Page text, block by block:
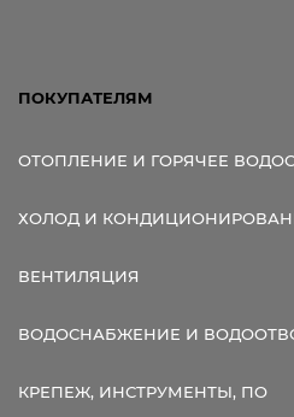
ПОКУПАТЕЛЯМ
ОТОПЛЕНИЕ И ГОРЯЧЕЕ
ХОЛОД И
ВЕНТИЛЯЦИЯ
ВОДОСНАБЖЕНИЕ И
КРЕПЕЖ, ИНСТРУМЕНТЫ, ПО